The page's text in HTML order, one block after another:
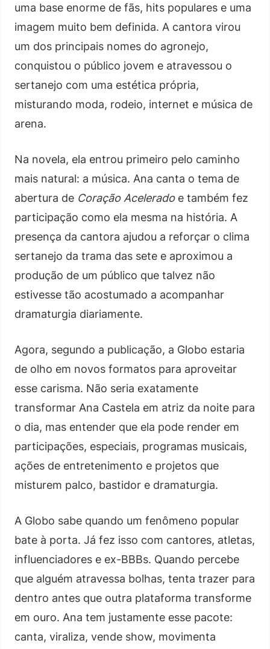
uma base enorme de fãs, hits populares e uma
imagem muito bem definida. A cantora virou
um dos principais nomes do agronejo,
conquistou o público jovem e atravessou o
sertanejo com uma estética própria,
misturando moda, rodeio, internet e música de
arena.
Na novela, ela entrou primeiro pelo caminho
mais natural: a música. Ana canta o tema de
abertura de Coração Aceleradoe também fez
participação como ela mesma na história. A
presença da cantora ajudou a reforçar o clima
sertanejo da trama das sete e aproximou a
produção de um público que talvez não
estivesse tão acostumado a acompanhar
dramaturgia diariamente.
Agora, segundo a publicação, a Globo estaria
de olho em novos formatos para aproveitar
esse carisma. Não seria exatamente
transformar Ana Castela em atriz da noite para
o dia, mas entender que ela pode render em
participações, especiais, programas musicais,
ações de entretenimento e projetos que
misturem palco, bastidor e dramaturgia.
A Globo sabe quando um fenômeno popular
bate à porta. Já fez isso com cantores, atletas,
influenciadores e ex-BBBs. Quando percebe
que alguém atravessa bolhas, tenta trazer para
dentro antes que outra plataforma transforme
em ouro. Ana tem justamente esse pacote:
canta, viraliza, vende show, movimenta